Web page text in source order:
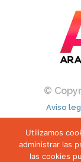
©
Aviso
Utilizamos
administrar las
las cookies